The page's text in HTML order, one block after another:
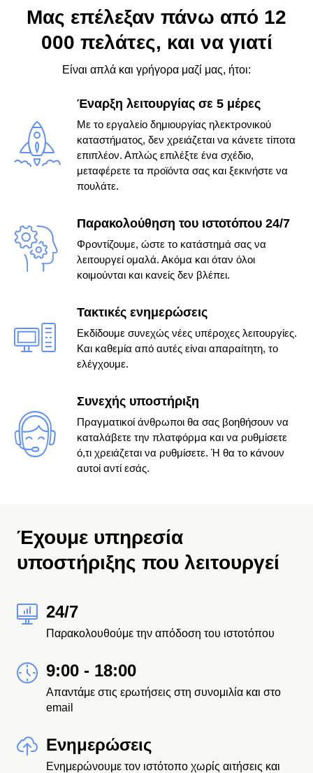
Μας επέλεξαν πάνω από 12
000 πελάτες, και να γιατί
Είναι απλά και γρήγορα μαζί μας, ήτοι:
Έναρξη λειτουργίας σε 5 μέρες
Με το εργαλείο δημιουργίας ηλεκτρονικού
καταστήματος, δεν χρειάζεται να κάνετε τίποτα
επιπλέον. Απλώς επιλέξτε ένα σχέδιο,
μεταφέρετε τα προϊόντα σας και ξεκινήστε να
πουλάτε.
Παρακολούθηση του ιστοτόπου 24/7
Φροντίζουμε, ώστε το κατάστημά σας να
λειτουργεί ομαλά. Ακόμα και όταν όλοι
κοιμούνται και κανείς δεν βλέπει.
Τακτικές ενημερώσεις
Εκδίδουμε συνεχώς νέες υπέροχες λειτουργίες.
Και καθεμία από αυτές είναι απαραίτητη, το
ελέγχουμε.
Συνεχής υποστήριξη
Πραγματικοί άνθρωποι θα σας βοηθήσουν να
καταλάβετε την πλατφόρμα και να ρυθμίσετε
ό,τι χρειάζεται να ρυθμίσετε. Ή θα το κάνουν
αυτοί αντί εσάς.
Έχουμε υπηρεσία
υποστήριξης που λειτουργεί
24/7
Παρακολουθούμε την απόδοση του ιστοτόπου
9:00 - 18:00
Απαντάμε στις ερωτήσεις στη συνομιλία και στο
email
Ενημερώσεις
Ενημερώνουμε τον ιστότοπο χωρίς αιτήσεις και